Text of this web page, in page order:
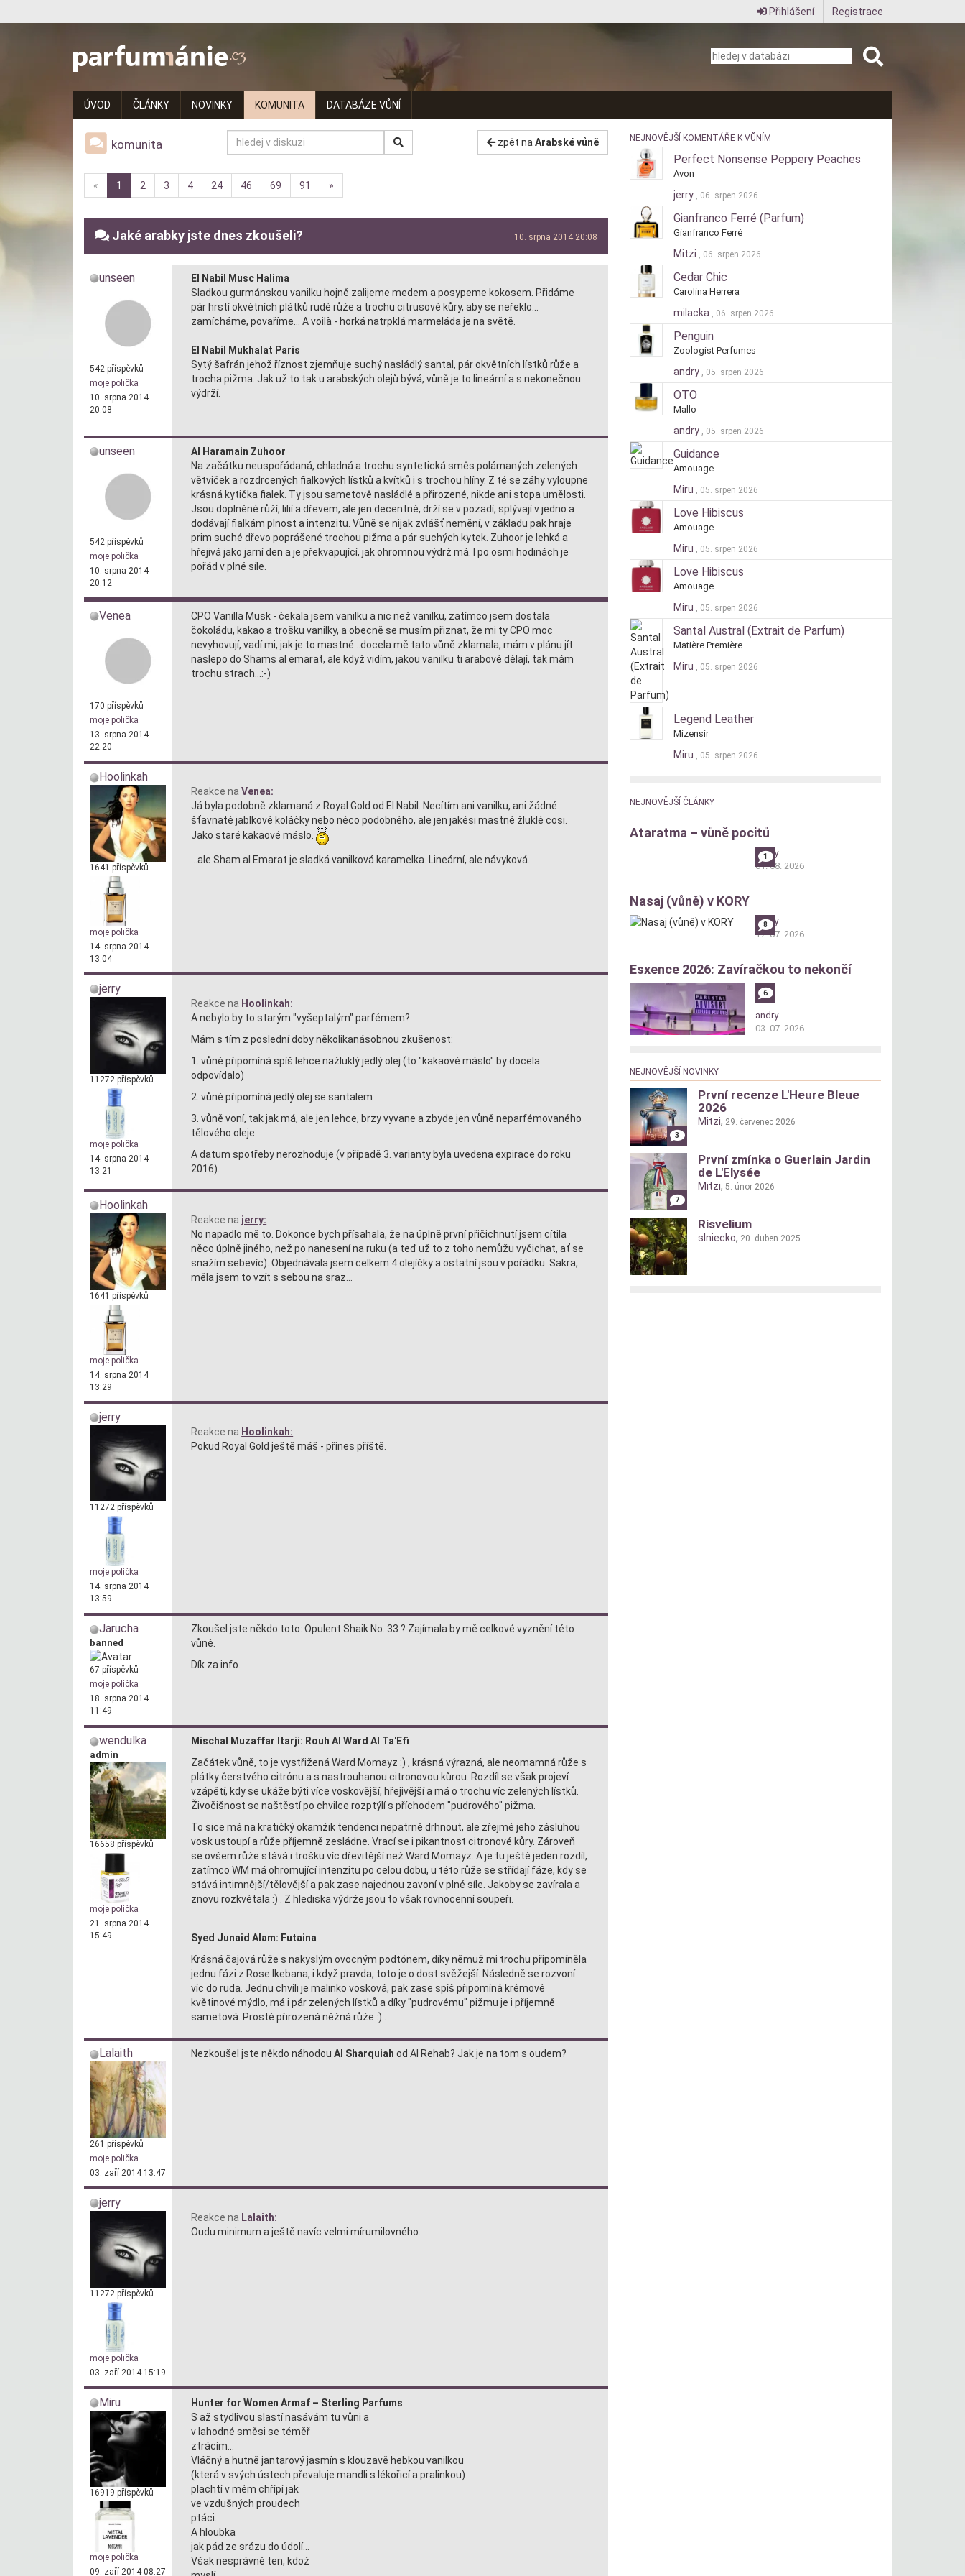
Přihlášení Registrace
vůních,
parfémech
a
aromaterapii
ÚVOD ČLÁNKY NOVINKY KOMUNITA DATABÁZE VŮNÍ
komunita zpět na Arabské vůně
« 1 2 3 4 24 46 69 91 »
Jaké arabky jste dnes zkoušeli? 10. srpna 2014 20:08
unseen
542 příspěvků
moje polička
10. srpna 2014
20:08
El Nabil Musc Halima
Sladkou gurmánskou vanilku hojně zalijeme medem a posypeme kokosem. Přidáme
pár hrstí okvětních plátků rudé růže a trochu citrusové kůry, aby se neřeklo...
zamícháme, povaříme... Avoilà - horká natrpklá marmeláda je na světě.
El Nabil Mukhalat Paris
Sytý šafrán jehož říznost zjemňuje suchý nasládlý santal, pár okvětních lístků růže a
trocha pižma. Jak už to tak u arabských olejů bývá, vůně je to lineární a s nekonečnou
výdrží.
unseen
542 příspěvků
moje polička
10. srpna 2014
20:12
Al Haramain Zuhoor
Na začátku neuspořádaná, chladná a trochu syntetická směs polámaných zelených
větviček a rozdrcených fialkových lístků a kvítků i s trochou hlíny. Z té se záhy vyloupne
krásná kytička fialek. Ty jsou sametově nasládlé a přirozené, nikde ani stopa umělosti.
Jsou doplněné růží, lilií a dřevem, ale jen decentně, drží se v pozadí, splývají v jedno a
dodávají fialkám plnost a intenzitu. Vůně se nijak zvlášť nemění, v základu pak hraje
prim suché dřevo poprášené trochou pižma a pár suchých kytek. Zuhoor je lehká a
hřejivá jako jarní den a je překvapující, jak ohromnou výdrž má. I po osmi hodinách je
pořád v plné síle.
Venea
170 příspěvků
moje polička
13. srpna 2014
22:20
CPO Vanilla Musk - čekala jsem vanilku a nic než vanilku, zatímco jsem dostala
čokoládu, kakao a trošku vanilky, a obecně se musím přiznat, že mi ty CPO moc
nevyhovují, vadí mi, jak je to mastné...docela mě tato vůně zklamala, mám v plánu jít
naslepo do Shams al emarat, ale když vidím, jakou vanilku ti arabové dělají, tak mám
trochu strach...:-)
Hoolinkah
1641 příspěvků
moje polička
14. srpna 2014
13:04
Reakce naVenea:
Já byla podobně zklamaná z Royal Gold od El Nabil. Necítím ani vanilku, ani žádné
šťavnaté jablkové koláčky nebo něco podobného, ale jen jakési mastné žluklé cosi.
Jako staré kakaové máslo.
...ale Sham al Emarat je sladká vanilková karamelka. Lineární, ale návyková.
jerry
11272 příspěvků
moje polička
14. srpna 2014
13:21
Reakce na Hoolinkah:
A nebylo by to starým "vyšeptalým" parfémem?
Mám s tím z poslední doby několikanásobnou zkušenost:
1. vůně připomíná spíš lehce nažluklý jedlý olej (to "kakaové máslo" by docela
odpovídalo)
2. vůně připomíná jedlý olej se santalem
3. vůně voní, tak jak má, ale jen lehce, brzy vyvane a zbyde jen vůně neparfémovaného
tělového oleje
A datum spotřeby nerozhoduje (v případě 3. varianty byla uvedena expirace do roku
2016).
Hoolinkah
1641 příspěvků
moje polička
14. srpna 2014
13:29
Reakce na jerry:
No napadlo mě to. Dokonce bych přísahala, že na úplně první přičichnutí jsem cítila
něco úplně jiného, než po nanesení na ruku (a teď už to z toho nemůžu vyčichat, ať se
snažím sebevíc). Objednávala jsem celkem 4 olejíčky a ostatní jsou v pořádku. Sakra,
měla jsem to vzít s sebou na sraz...
jerry
11272 příspěvků
moje polička
14. srpna 2014
13:59
Reakce na Hoolinkah:
Pokud Royal Gold ještě máš - přines příště.
Jarucha
banned
67 příspěvků
moje polička
18. srpna 2014
11:49
Zkoušel jste někdo toto: Opulent Shaik No. 33 ? Zajímala by mě celkové vyznění této
vůně.
Dík za info.
wendulka
admin
16658 příspěvků
moje polička
21. srpna 2014
15:49
Mischal Muzaffar Itarji: Rouh Al Ward Al Ta'Efi
Začátek vůně, to je vystřižená Ward Momayz :) , krásná výrazná, ale neomamná růže s
plátky čerstvého citrónu a s nastrouhanou citronovou kůrou. Rozdíl se však projeví
vzápětí, kdy se ukáže býti více voskovější, hřejivější a má o trochu víc zelených lístků.
Živočišnost se naštěstí po chvilce rozptýlí s příchodem "pudrového" pižma.
To sice má na kratičký okamžik tendenci nepatrně drhnout, ale zřejmě jeho zásluhou
vosk ustoupí a růže příjemně zesládne. Vrací se i pikantnost citronové kůry. Zároveň
se ovšem růže stává i trošku víc dřevitější než Ward Momayz. A je tu ještě jeden rozdíl,
zatímco WM má ohromující intenzitu po celou dobu, u této růže se střídají fáze, kdy se
stává intimnější/tělovější a pak zase najednou zavoní v plné síle. Jakoby se zavírala a
znovu rozkvétala :) . Z hlediska výdrže jsou to však rovnocenní soupeři.
Syed Junaid Alam: Futaina
Krásná čajová růže s nakyslým ovocným podtónem, díky němuž mi trochu připomíněla
jednu fázi z Rose Ikebana, i když pravda, toto je o dost svěžejší. Následně se rozvoní
víc do ruda. Jednu chvíli je malinko vosková, pak zase spíš připomíná krémové
květinové mýdlo, má i pár zelených lístků a díky "pudrovému" pižmu je i příjemně
sametová. Prostě přirozená něžná růže :) .
Lalaith
261 příspěvků
moje polička
03. zaří 2014 13:47
Nezkoušel jste někdo náhodouAl Sharquiahod Al Rehab? Jak je na tom s oudem?
jerry
11272 příspěvků
moje polička
03. zaří 2014 15:19
Reakce na Lalaith:
Oudu minimum a ještě navíc velmi mírumilovného.
Miru
16919 příspěvků
moje polička
09. zaří 2014 08:27
Hunter for Women Armaf – Sterling Parfums
S až stydlivou slastí nasávám tu vůni a
v lahodné směsi se téměř
ztrácím…
Vláčný a hutně jantarový jasmín s klouzavě hebkou vanilkou
(která v svých ústech převaluje mandli s lékořicí a pralinkou)
plachtí v mém chřípí jak
ve vzdušných proudech
ptáci…
A hloubka
jak pád ze srázu do údolí…
Však nesprávně ten, kdož
NEJNOVĚJŠÍ KOMENTÁŘE K VŮNÍM
Perfect Nonsense Peppery Peaches
Avon
jerry , 06. srpen 2026
Gianfranco Ferré (Parfum)
Gianfranco Ferré
Mitzi , 06. srpen 2026
Cedar Chic
Carolina Herrera
milacka , 06. srpen 2026
Penguin
Zoologist Perfumes
andry , 05. srpen 2026
OTO
Mallo
andry , 05. srpen 2026
Guidance
Amouage
Miru , 05. srpen 2026
Love Hibiscus
Amouage
Miru , 05. srpen 2026
Love Hibiscus
Amouage
Miru , 05. srpen 2026
Santal Austral (Extrait de Parfum)
Matière Première
Miru , 05. srpen 2026
Legend Leather
Mizensir
Miru , 05. srpen 2026
NEJNOVĚJŠÍ ČLÁNKY
Ataratma – vůně pocitů
1
andry
01. 08. 2026
Nasaj (vůně) v KORY
8
andry
17. 07. 2026
Esxence 2026: Zavíračkou to nekončí
6
andry
03. 07. 2026
NEJNOVĚJŠÍ NOVINKY
3
První recenze L'Heure Bleue
2026
Mitzi, 29. červenec 2026
7
První zmínka o Guerlain Jardin
de L'Elysée
Mitzi, 5. únor 2026
Risvelium
slniecko, 20. duben 2025